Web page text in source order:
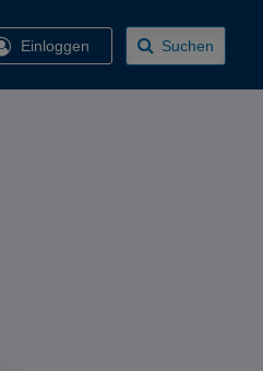
Einloggen Suchen